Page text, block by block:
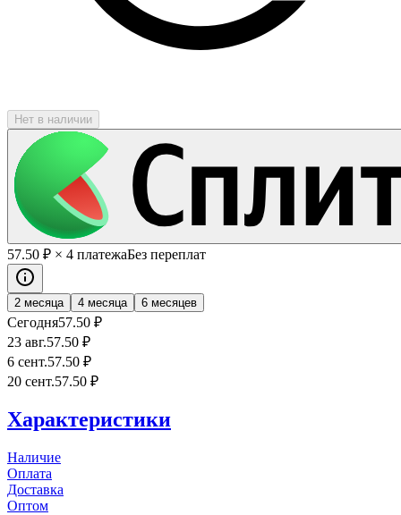
Нет в наличии
57.50 ₽ × 4 платежаБез переплат
2 месяца 4 месяца 6 месяцев
Сегодня57.50 ₽
23 авг.57.50 ₽
6 сент.57.50 ₽
20 сент.57.50 ₽
Характеристики
Наличие
Оплата
Доставка
Оптом